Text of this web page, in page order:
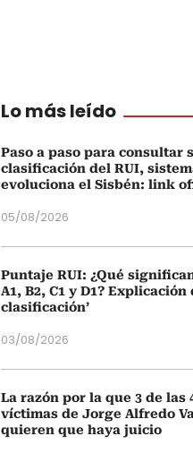
Lo más leído
Paso a paso para consultar
clasificación del RUI,
evoluciona el Sisbén: link
05/08/2026
Puntaje RUI: ¿Qué
A1, B2, C1 y D1? Explicación
clasificación’
03/08/2026
La razón por la que 3 de las
víctimas de Jorge Alfredo
quieren que haya juicio